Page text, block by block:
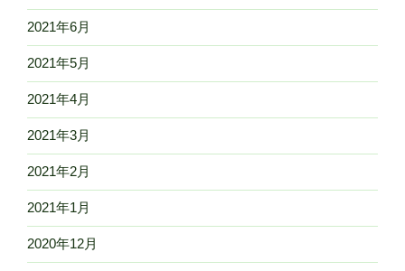
2021年6月
2021年5月
2021年4月
2021年3月
2021年2月
2021年1月
2020年12月